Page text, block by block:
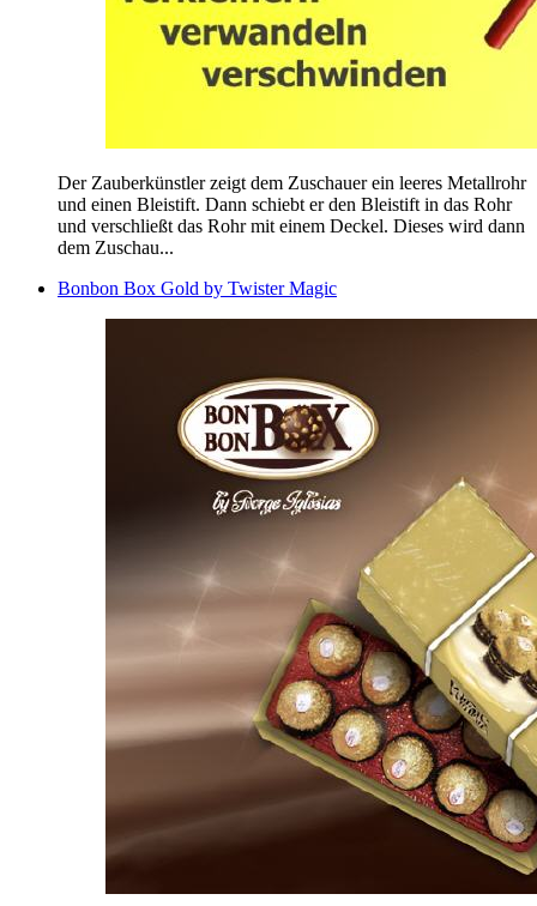
Der Zauberkünstler zeigt dem Zuschauer ein leeres Metallrohr
und einen Bleistift. Dann schiebt er den Bleistift in das Rohr
und verschließt das Rohr mit einem Deckel. Dieses wird dann
dem Zuschau...
Bonbon Box Gold by Twister Magic